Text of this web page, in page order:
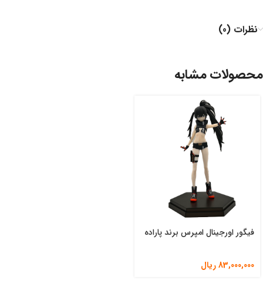
نظرات (0)
محصولات مشابه
فیگور اورجینال امپرس برند پاراده
83,000,000ریال